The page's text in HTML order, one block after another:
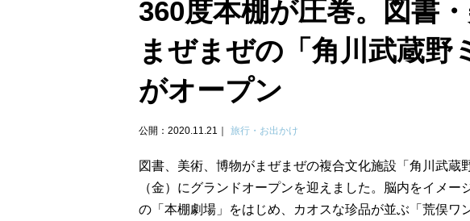
360度本棚が圧巻。図書
まぜまぜの「角川武蔵野
がオープン
公開：2020.11.21 旅行・お出かけ
図書、美術、博物がまぜまぜの複合文化施設「角川武蔵
（金）にグランドオープンを迎えました。脳内をイメー
の「本棚劇場」をはじめ、カオスな珍品が並ぶ「荒俣ワ